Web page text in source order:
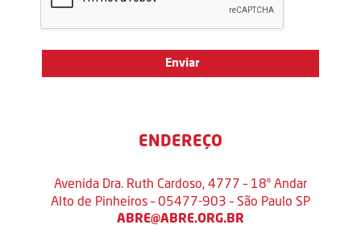
ENDEREÇO
Avenida Dra. Ruth Cardoso, 4777 – 18º Andar
Alto de Pinheiros – 05477-903 – São Paulo SP
ABRE@ABRE.ORG.BR